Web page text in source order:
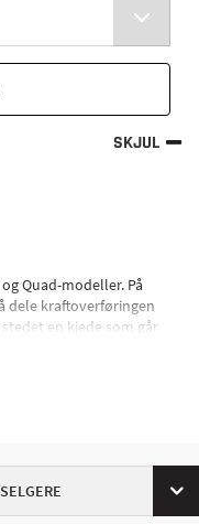
SKJUL
Quad-modeller. På
dele kraftoverføringen
en kjede som går
bakakselen.
kan du skaffe Høyere
hastighet, men med
man seg til den originale